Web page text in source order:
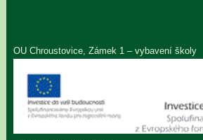
OU Chroustovice, Zámek 1 – vybavení školy